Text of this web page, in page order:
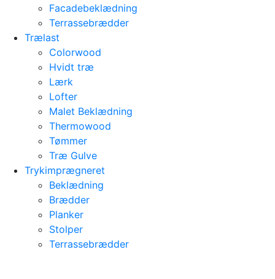
Facadebeklædning
Terrassebrædder
Trælast
Colorwood
Hvidt træ
Lærk
Lofter
Malet Beklædning
Thermowood
Tømmer
Træ Gulve
Trykimprægneret
Beklædning
Brædder
Planker
Stolper
Terrassebrædder